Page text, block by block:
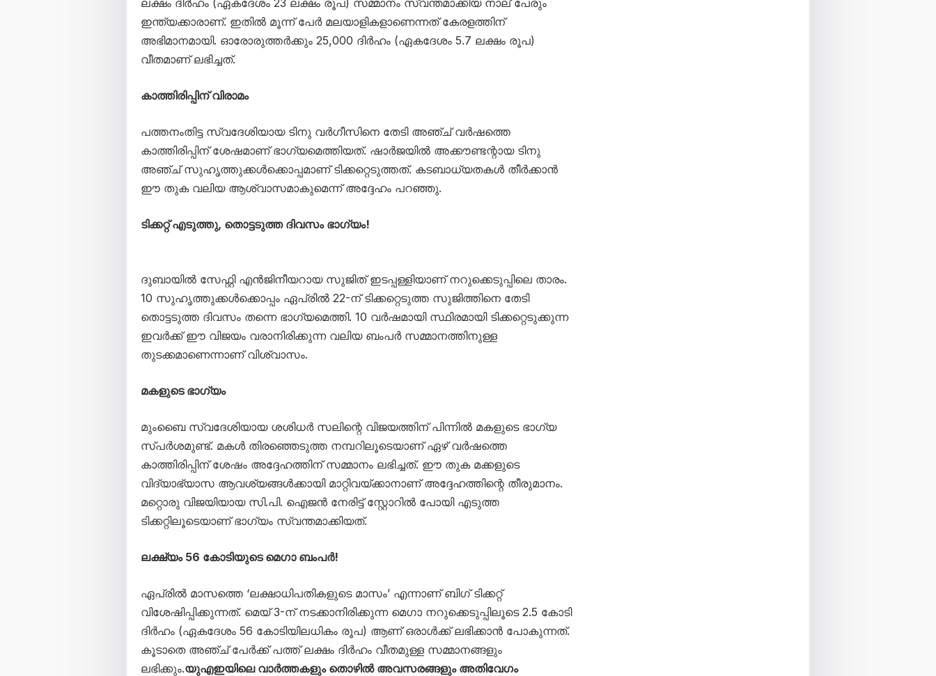
ഇന്ത്യക്കാരാണ്. ഇതിൽ മൂന്ന് പേർ മലയാളികളാണെന്നത് കേരളത്തിന്
അഭിമാനമായി. ഓരോരുത്തർക്കും 25,000 ദിർഹം (ഏകദേശം 5.7 ലക്ഷം രൂപ)
വീതമാണ് ലഭിച്ചത്.
കാത്തിരിപ്പിന് വിരാമം
പത്തനംതിട്ട സ്വദേശിയായ ടിനു വർഗീസിനെ തേടി അഞ്ച് വർഷത്തെ
കാത്തിരിപ്പിന് ശേഷമാണ് ഭാഗ്യമെത്തിയത്. ഷാർജയിൽ അക്കൗണ്ടന്റായ ടിനു
അഞ്ച് സുഹൃത്തുക്കൾക്കൊപ്പമാണ് ടിക്കറ്റെടുത്തത്. കടബാധ്യതകൾ തീർക്കാൻ
ഈ തുക വലിയ ആശ്വാസമാകുമെന്ന് അദ്ദേഹം പറഞ്ഞു.
ടിക്കറ്റ് എടുത്തു, തൊട്ടടുത്ത ദിവസം ഭാഗ്യം!
ദുബായിൽ സേഫ്റ്റി എൻജിനീയറായ സുജിത് ഇടപ്പള്ളിയാണ് നറുക്കെടുപ്പിലെ താരം.
10 സുഹൃത്തുക്കൾക്കൊപ്പം ഏപ്രിൽ 22-ന് ടിക്കറ്റെടുത്ത സുജിത്തിനെ തേടി
തൊട്ടടുത്ത ദിവസം തന്നെ ഭാഗ്യമെത്തി. 10 വർഷമായി സ്ഥിരമായി ടിക്കറ്റെടുക്കുന്ന
ഇവർക്ക് ഈ വിജയം വരാനിരിക്കുന്ന വലിയ ബംപർ സമ്മാനത്തിനുള്ള
തുടക്കമാണെന്നാണ് വിശ്വാസം.
മകളുടെ ഭാഗ്യം
മുംബൈ സ്വദേശിയായ ശശിധർ സലിന്റെ വിജയത്തിന് പിന്നിൽ മകളുടെ ഭാഗ്യ
സ്പർശമുണ്ട്. മകൾ തിരഞ്ഞെടുത്ത നമ്പറിലൂടെയാണ് ഏഴ് വർഷത്തെ
കാത്തിരിപ്പിന് ശേഷം അദ്ദേഹത്തിന് സമ്മാനം ലഭിച്ചത്. ഈ തുക മക്കളുടെ
വിദ്യാഭ്യാസ ആവശ്യങ്ങൾക്കായി മാറ്റിവയ്ക്കാനാണ് അദ്ദേഹത്തിന്റെ തീരുമാനം.
മറ്റൊരു വിജയിയായ സി.പി. ഐജൻ നേരിട്ട് സ്റ്റോറിൽ പോയി എടുത്ത
ടിക്കറ്റിലൂടെയാണ് ഭാഗ്യം സ്വന്തമാക്കിയത്.
ലക്ഷ്യം 56 കോടിയുടെ മെഗാ ബംപർ!
ഏപ്രിൽ മാസത്തെ ‘ലക്ഷാധിപതികളുടെ മാസം’ എന്നാണ് ബിഗ് ടിക്കറ്റ്
വിശേഷിപ്പിക്കുന്നത്. മെയ് 3-ന് നടക്കാനിരിക്കുന്ന മെഗാ നറുക്കെടുപ്പിലൂടെ 2.5 കോടി
ദിർഹം (ഏകദേശം 56 കോടിയിലധികം രൂപ) ആണ് ഒരാൾക്ക് ലഭിക്കാൻ പോകുന്നത്.
കൂടാതെ അഞ്ച് പേർക്ക് പത്ത് ലക്ഷം ദിർഹം വീതമുള്ള സമ്മാനങ്ങളും
ലഭിക്കും.യുഎഇയിലെ വാർത്തകളും തൊഴിൽ അവസരങ്ങളും അതിവേഗം